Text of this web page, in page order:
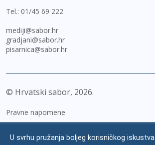
Tel.: 01/45 69 222
mediji@sabor.hr
gradjani@sabor.hr
pisarnica@sabor.hr
© Hrvatski sabor, 2026
Pravne napomene
U svrhu pružanja boljeg korisničkog iskustva